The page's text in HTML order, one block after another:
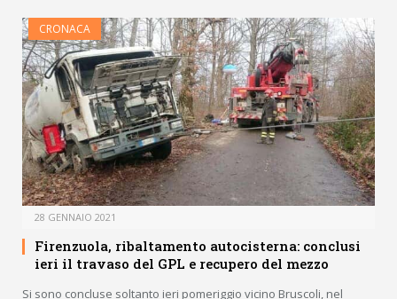
CRONACA
28 GENNAIO 2021
Firenzuola, ribaltamento autocisterna: conclusi
ieri il travaso del GPL e recupero del mezzo
Si sono concluse soltanto ieri pomeriggio vicino Bruscoli, nel